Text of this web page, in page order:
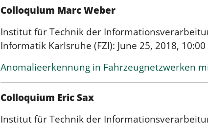
Colloquium Marc Weber
Institut für Technik der
Informatik Karlsruhe (FZI): June 25, 2018, 10:00
Anomalieerkennung in Fahrzeugnetzwerken
Colloquium Eric Sax
Institut für Technik der